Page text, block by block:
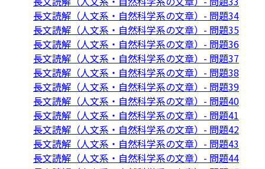
長文読解（人文系・自然科学系の文章）- 問題34
長文読解（人文系・自然科学系の文章）- 問題35
長文読解（人文系・自然科学系の文章）- 問題36
長文読解（人文系・自然科学系の文章）- 問題37
長文読解（人文系・自然科学系の文章）- 問題38
長文読解（人文系・自然科学系の文章）- 問題39
長文読解（人文系・自然科学系の文章）- 問題40
長文読解（人文系・自然科学系の文章）- 問題41
長文読解（人文系・自然科学系の文章）- 問題42
長文読解（人文系・自然科学系の文章）- 問題43
長文読解（人文系・自然科学系の文章）- 問題44